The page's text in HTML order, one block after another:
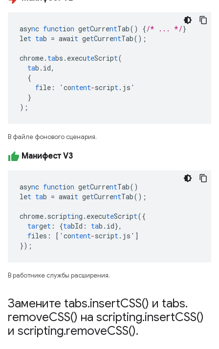
async function getCurrentTab() {/* ... */}
let tab = await getCurrentTab();
chrome. tabs.executeScript(
tab.id,
{
file : 'content-script.js'
}
);
В файле фонового сценария.
Манифест V3
async function getCurrentTab()
let tab = await getCurrentTab();
chrome.scripting.executeScript({
target : {tabId : tab.id},
files : [ 'content-script.js' ]
});
В работнике службы расширения.
Замените tabs.insertCSS() и tabs.
removeCSS() на scripting.insertCSS()
и scripting.removeCSS().